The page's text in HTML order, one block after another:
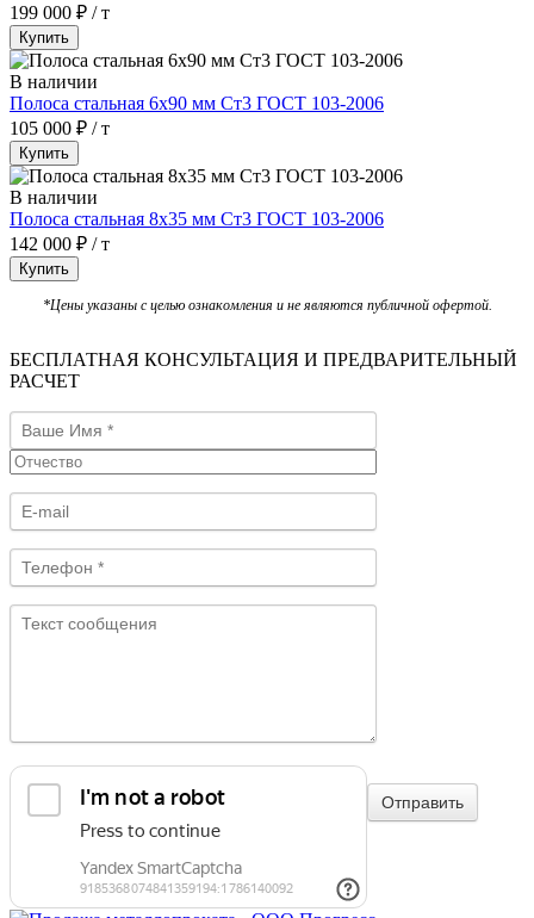
199 000 ₽ / т
Купить
В наличии
Полоса стальная 6х90 мм Ст3 ГОСТ 103-2006
105 000 ₽ / т
Купить
В наличии
Полоса стальная 8х35 мм Ст3 ГОСТ 103-2006
142 000 ₽ / т
Купить
*Цены указаны с целью ознакомления и не являются публичной офертой.
БЕСПЛАТНАЯ КОНСУЛЬТАЦИЯ И ПРЕДВАРИТЕЛЬНЫЙ
РАСЧЕТ